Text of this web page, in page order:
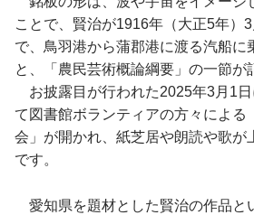
ことで、賢治が1916年（大正5年）
で、鳥羽港から蒲郡港に渡る汽船に
と、「農民芸術概論綱要」の一節が
お披露目が行われた2025年3月1日
て図書館ボランティアの方々による
会」が開かれ、紙芝居や朗読や歌が
です。
愛知県を題材とした賢治の作品と